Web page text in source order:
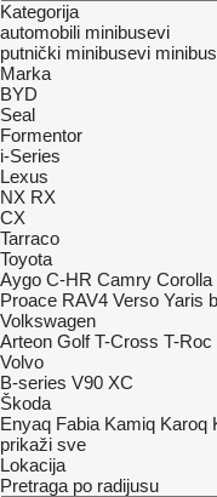
Kategorija
automobili minibusevi
putnički minibusevi
Marka
BYD
Seal
Formentor
i-Series
Lexus
NX RX
CX
Tarraco
Toyota
Aygo C-HR Camry Corolla
Proace RAV4 Verso Yaris
Volkswagen
Arteon Golf T-Cross T-Roc
Volvo
B-series V90 XC
Škoda
Enyaq Fabia Kamiq Karoq
prikaži sve
Lokacija
Pretraga po radijusu